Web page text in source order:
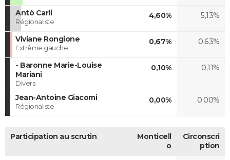
Antò Carli
Régionaliste
4,60% 5,13%
Viviane Rongione
Extrême gauche
0,67% 0,63%
- Baronne Marie-Louise
Mariani
Divers
0,10% 0,11%
Jean-Antoine Giacomi
Régionaliste
0,00% 0,00%
Participation au scrutin
Monticell
o
Circonscri
ption